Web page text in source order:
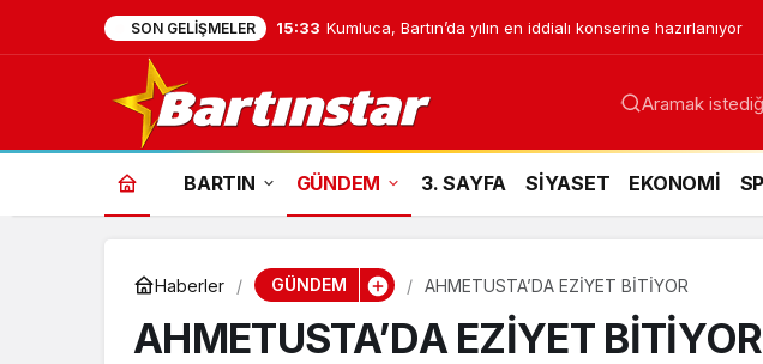
SON GELIŞMELER 15:33 Kumluca, Bartın’da yılın en iddialı konserine hazırlanıyor
Aramak
BARTIN GÜNDEM 3. SAYFA SİYASET EKONOMİ
Haberler GÜNDEM AHMETUSTA’DA EZİYET BİTİYOR
AHMETUSTA’DA EZİYET BİTİYOR